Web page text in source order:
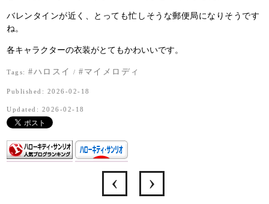
バレンタインが近く、とっても忙しそうな郵便局になりそうです
ね。
各キャラクターの衣装がとてもかわいいです。
Tags:#ハロスイ /#マイメロディ
Published: 2026-02-18
Updated: 2026-02-18